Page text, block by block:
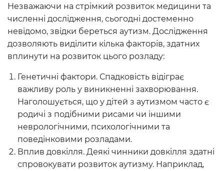
Незважаючи на стрімкий розвиток медицини та
численні дослідження, сьогодні достеменно
невідомо, звідки береться аутизм. Дослідження
дозволяють виділити кілька факторів, здатних
вплинути на розвиток цього розладу:
Генетичні фактори. Спадковість відіграє
важливу роль у виникненні захворювання.
Наголошується, що у дітей з аутизмом часто є
родичі з подібними рисами чи іншими
неврологічними, психологічними та
поведінковими розладами.
Вплив довкілля. Деякі чинники довкілля здатні
спровокувати розвиток аутизму. Наприклад,